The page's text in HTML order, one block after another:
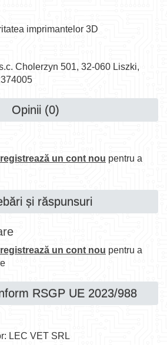
imprimantelor 3D
Cholerzyn 501, 32-060 Liszki,
Opinii (0)
un cont nou pentru a
și răspunsuri
un cont nou pentru a
RSGP UE 2023/988
LEC VET SRL